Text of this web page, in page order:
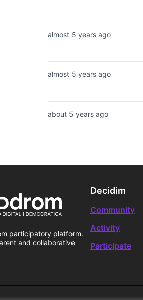
almost 5 years ago
almost 5 years ago
about 5 years ago
participatory platform.
and collaborative
Decidim
Community
Activity
Participate